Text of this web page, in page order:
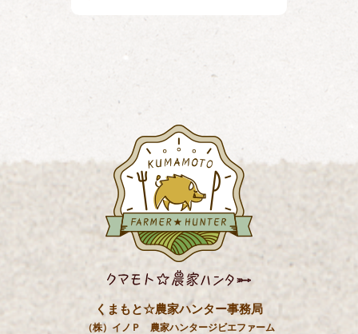
くまもと☆農家ハンター事務局
（株）イノＰ 農家ハンタージビエファーム